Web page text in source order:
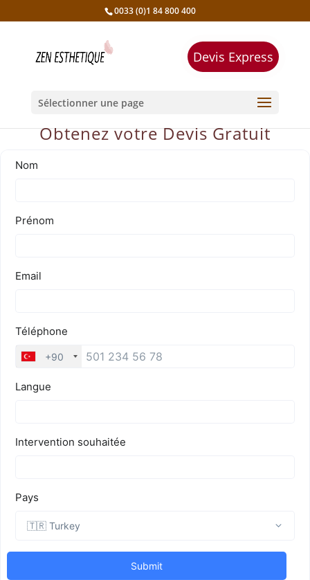
Obtenez votre Devis Gratuit
0033 (0)1 84 800 400
Devis Express
Sélectionner une page